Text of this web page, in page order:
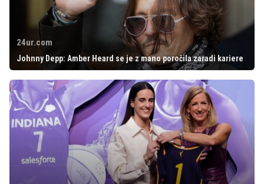
24ur.com
Johnny Depp: Amber Heard se je z mano poročila zaradi kariere